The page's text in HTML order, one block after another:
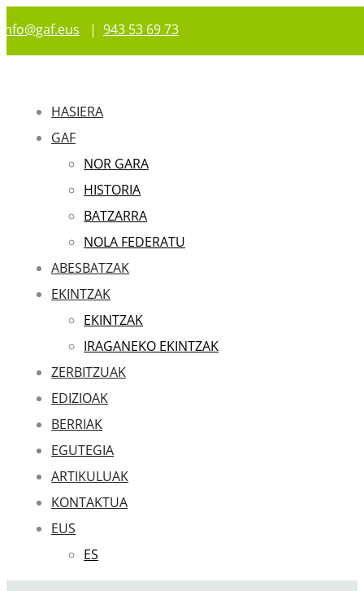
info@gaf.eus | 943 53 69 73
HASIERA
GAF
NOR GARA
HISTORIA
BATZARRA
NOLA FEDERATU
ABESBATZAK
EKINTZAK
EKINTZAK
IRAGANEKO EKINTZAK
ZERBITZUAK
EDIZIOAK
BERRIAK
EGUTEGIA
ARTIKULUAK
KONTAKTUA
EUS
ES